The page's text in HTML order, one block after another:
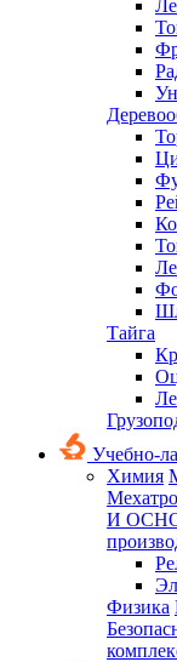
Тайга
Учебно-
Химия
И
Физика